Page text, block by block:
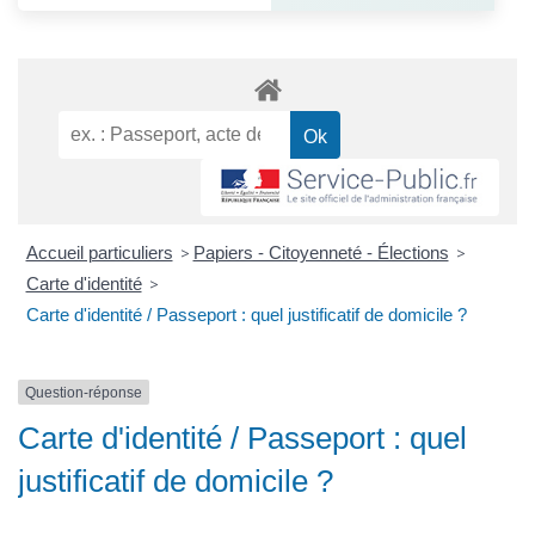
Accueil particuliers > Papiers - Citoyenneté - Élections >
Carte d'identité >
Carte d'identité / Passeport : quel justificatif de domicile ?
Question-réponse
Carte d'identité / Passeport : quel
justificatif de domicile ?